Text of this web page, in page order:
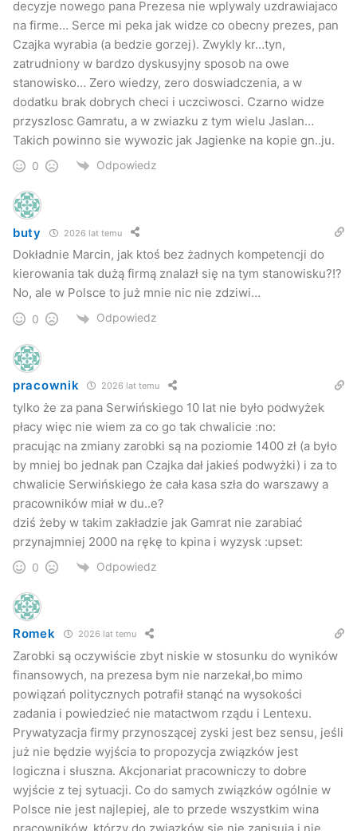
decyzje nowego pana Prezesa nie wplywaly uzdrawiajaco
na firme… Serce mi peka jak widze co obecny prezes, pan
Czajka wyrabia (a bedzie gorzej). Zwykly kr…tyn,
zatrudniony w bardzo dyskusyjny sposob na owe
stanowisko… Zero wiedzy, zero doswiadczenia, a w
dodatku brak dobrych checi i uczciwosci. Czarno widze
przyszlosc Gamratu, a w zwiazku z tym wielu Jaslan…
Takich powinno sie wywozic jak Jagienke na kopie gn..ju.
0 Odpowiedz
buty 2026 lat temu
Dokładnie Marcin, jak ktoś bez żadnych kompetencji do
kierowania tak dużą firmą znalazł się na tym stanowisku?!?
No, ale w Polsce to już mnie nic nie zdziwi…
0 Odpowiedz
pracownik 2026 lat temu
tylko że za pana Serwińskiego 10 lat nie było podwyżek
płacy więc nie wiem za co go tak chwalicie :no:
pracując na zmiany zarobki są na poziomie 1400 zł (a było
by mniej bo jednak pan Czajka dał jakieś podwyżki) i za to
chwalicie Serwińskiego że cała kasa szła do warszawy a
pracowników miał w du..e?
dziś żeby w takim zakładzie jak Gamrat nie zarabiać
przynajmniej 2000 na rękę to kpina i wyzysk :upset:
0 Odpowiedz
Romek 2026 lat temu
Zarobki są oczywiście zbyt niskie w stosunku do wyników
finansowych, na prezesa bym nie narzekał,bo mimo
powiązań politycznych potrafił stanąć na wysokości
zadania i powiedzieć nie matactwom rządu i Lentexu.
Prywatyzacja firmy przynoszącej zyski jest bez sensu, jeśli
już nie będzie wyjścia to propozycja związków jest
logiczna i słuszna. Akcjonariat pracowniczy to dobre
wyjście z tej sytuacji. Co do samych związków ogólnie w
Polsce nie jest najlepiej, ale to przede wszystkim wina